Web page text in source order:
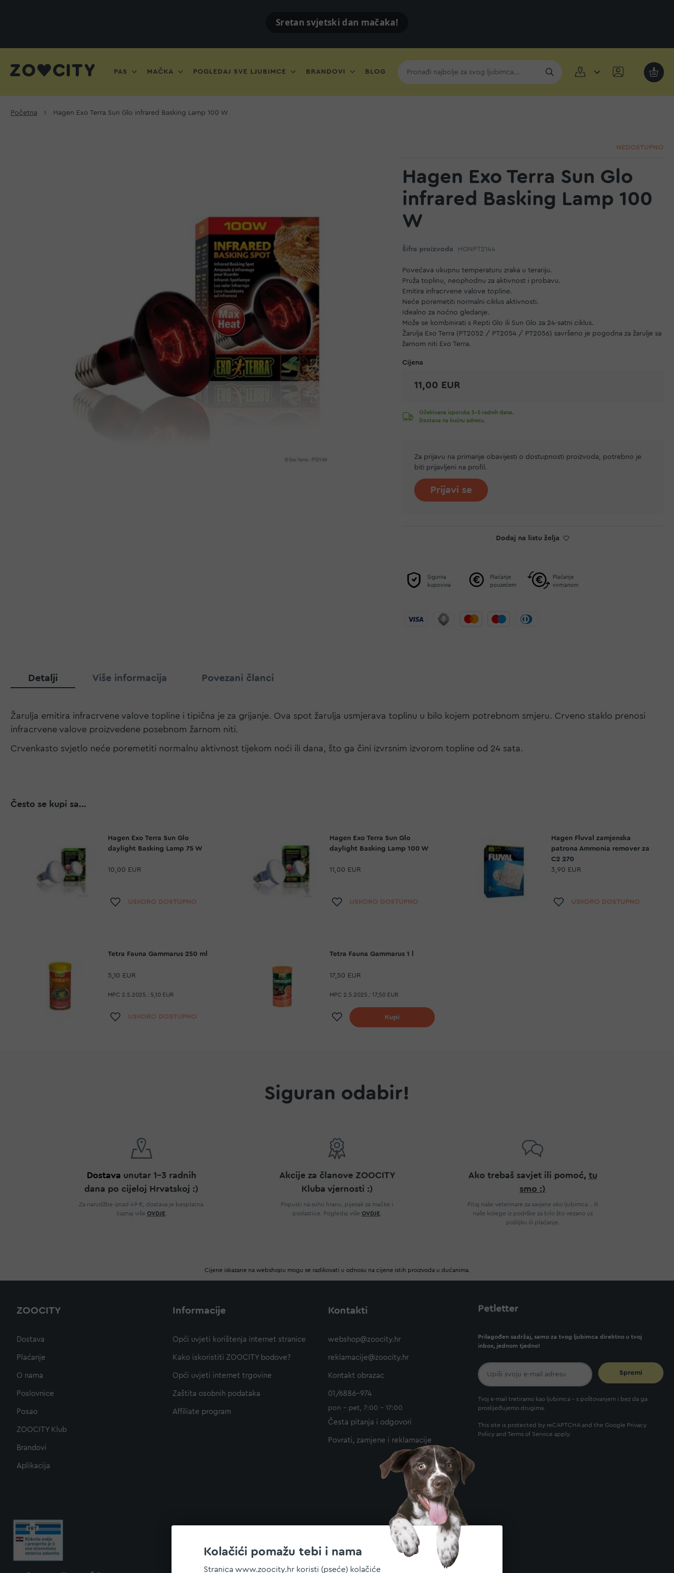
Kolačići pomažu tebi i nama
Stranica www.zoocity.hr koristi (pseće) kolačiće
Sretan svjetski dan mačaka!
PAS MAČKA POGLEDAJ SVE LJUBIMCE BRANDOVI BLOG
Moja
Početna Hagen Exo Terra Sun Glo infrared Basking Lamp 100 W
NEDOSTUPNO
Hagen Exo Terra Sun Glo
infrared Basking Lamp 100
W
Šifra proizvoda HGNPT2144
Povećava ukupnu temperaturu zraka u terariju.
Pruža toplinu, neophodnu za aktivnost i probavu.
Emitira infracrvene valove topline.
Neće poremetiti normalni ciklus aktivnosti.
Idealno za noćno gledanje.
Može se kombinirati s Repti Glo ili Sun Glo za 24-satni ciklus.
Žarulja Exo Terra (PT2052 / PT2054 / PT2056) savršeno je pogodna za žarulje sa
žarnom niti Exo Terra.
11,00 EUR
Očekivana isporuka 3-5 radnih dana.
Dostava na kućnu adresu.
Za prijavu na primanje obavijesti o dostupnosti proizvoda, potrebno je
biti prijavljeni na profil.
Prijavi se
Dodaj na listu želja
Sigurna
kupovina
Plaćanje
pouzećem
Plaćanje
virmanom
Detalji
Žarulja emitira infracrvene valove topline i tipična je za grijanje. Ova spot žarulja usmjerava toplinu u bilo kojem potrebnom smjeru. Crveno staklo prenosi
infracrvene valove proizvedene posebnom žarnom niti.
Crvenkasto svjetlo neće poremetiti normalnu aktivnost tijekom noći ili dana, što ga čini izvrsnim izvorom topline od 24 sata.
Više informacija Povezani članci
Često se kupi sa...
Hagen Exo Terra Sun Glo
daylight Basking Lamp 75 W
10,00 EUR
Dodaj na listu želja
USKORO DOSTUPNO
Hagen Exo Terra Sun Glo
daylight Basking Lamp 100 W
11,00 EUR
Dodaj na listu želja
USKORO DOSTUPNO
Hagen Fluval zamjenska
patrona Ammonia remover za
C2 270
3,90 EUR
Dodaj na listu želja
USKORO DOSTUPNO
Tetra Fauna Gammarus 250 ml
5,10 EUR
MPC 2.5.2025.: 5,10 EUR
Dodaj na listu želja
USKORO DOSTUPNO
Tetra Fauna Gammarus 1 l
17,50 EUR
MPC 2.5.2025.: 17,50 EUR
Dodaj na listu želja
Kupi
Siguran odabir!
Dostava unutar 1-3 radnih
dana po cijeloj Hrvatskoj :)
Za narudžbe iznad 49 €, dostava je besplatna.
Saznaj više OVDJE
Akcije za članove ZOOCITY
Kluba vjernosti :)
Popusti na suhu hranu, pijesak za mačke i
poslastice. Pogledaj više OVDJE
Ako trebaš savjet ili pomoć, tu
smo :)
Pitaj naše veterinare za savjete oko ljubimca... Ili
naše kolege iz podrške za bilo što vezano uz
pošiljku ili plaćanje.
Cijene iskazane na webshopu mogu se razlikovati u odnosu na cijene istih proizvoda u dućanima.
ZOOCITY
Dostava
Plaćanje
O nama
Poslovnice
Posao
ZOOCITY Klub
Brandovi
Aplikacija
Informacije
Opći uvjeti korištenja internet stranice
Kako iskoristiti ZOOCITY bodove?
Opći uvjeti internet trgovine
Zaštita osobnih podataka
Affiliate program
Kontakti
webshop@zoocity.hr
reklamacije@zoocity.hr
Kontakt obrazac
01/6886-974
pon - pet, 7:00 - 17:00
Česta pitanja i odgovori
Povrati, zamjene i reklamacije
Petletter
Prilagođen sadržaj, samo za tvog ljubimca direktno u tvoj
inbox, jednom tjedno!
Spremi
Tvoj e-mail tretiramo kao ljubimca - s poštovanjem i bez da ga
proslijeđujemo drugima.
This site is protected by reCAPTCHA and the Google Privacy
Policy and Terms of Service apply.